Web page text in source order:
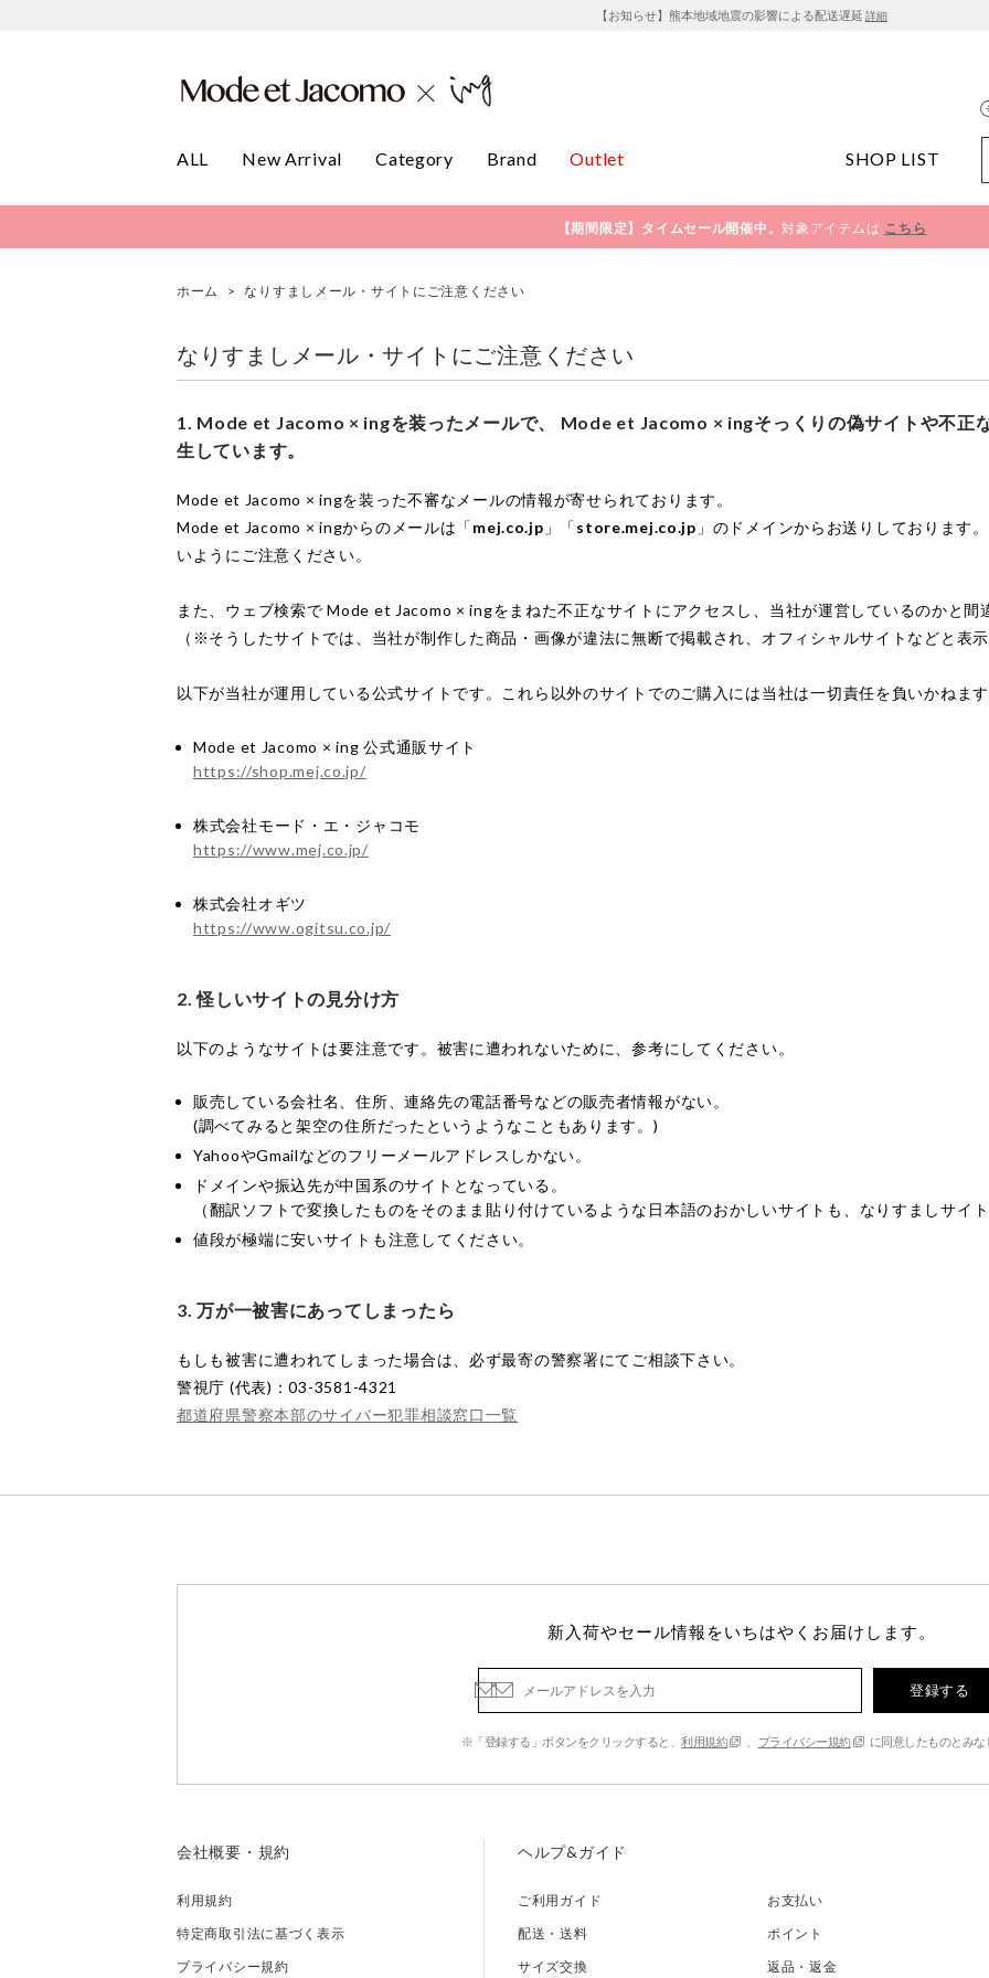
【お知らせ】熊本地域地震の影響による配送遅延 詳細
ALL New Arrival Category Brand Outlet SHOP LIST
【期間限定】タイムセール開催中。対象アイテムは こちら
ホーム > なりすましメール・サイトにご注意ください
なりすましメール・サイトにご注意ください
1. Mode et Jacomo × ingを装ったメールで、 Mode et Jacomo × ingそっくりの偽サイトや不正
生しています。
Mode et Jacomo × ingを装った不審なメールの情報が寄せられております。
Mode et Jacomo × ingからのメールは「mej.co.jp 」「store.mej.co.jp 」のドメインからお送りしております
いようにご注意ください。
また、ウェブ検索で Mode et Jacomo × ingをまねた不正なサイトにアクセスし、当社が運営しているのかと間
（※そうしたサイトでは、当社が制作した商品・画像が違法に無断で掲載され、オフィシャルサイトなどと表示
以下が当社が運用している公式サイトです。これら以外のサイトでのご購入には当社は一切責任を負いかねま
Mode et Jacomo × ing 公式通販サイト
https://shop.mej.co.jp/
株式会社モード・エ・ジャコモ
https://www.mej.co.jp/
株式会社オギツ
https://www.ogitsu.co.jp/
2. 怪しいサイトの見分け方
以下のようなサイトは要注意です。被害に遭われないために、参考にしてください。
販売している会社名、住所、連絡先の電話番号などの販売者情報がない。
(調べてみると架空の住所だったというようなこともあります。)
YahooやGmailなどのフリーメールアドレスしかない。
ドメインや振込先が中国系のサイトとなっている。
（翻訳ソフトで変換したものをそのまま貼り付けているような日本語のおかしいサイトも、なりすましサイ
値段が極端に安いサイトも注意してください。
3. 万が一被害にあってしまったら
もしも被害に遭われてしまった場合は、必ず最寄の警察署にてご相談下さい。
警視庁 (代表)：03-3581-4321
都道府県警察本部のサイバー犯罪相談窓口一覧
新入荷やセール情報をいちはやくお届けします。
登録する
※「登録する」ボタンをクリックすると、利用規約 プライバシー規約 に同意したものとみな
会社概要・規約
利用規約
特定商取引法に基づく表示
プライバシー規約
ヘルプ&ガイド
ご利用ガイド
お支払い
配送・送料
ポイント
サイズ交換
返品・返金